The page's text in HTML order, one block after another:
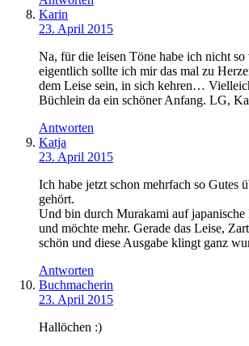
Karin
23. April 2015
Na, für die leisen Töne habe ich nicht
eigentlich sollte ich mir das mal zu
dem Leise sein, in sich kehren…
Büchlein da ein schöner Anfang. LG,
Antworten
Katja
23. April 2015
Ich habe jetzt schon mehrfach so Gutes
gehört.
Und bin durch Murakami auf japanische
und möchte mehr. Gerade das Leise,
schön und diese Ausgabe klingt ganz
Antworten
Buchmacherin
23. April 2015
Hallöchen :)